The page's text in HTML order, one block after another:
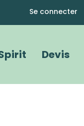
Menu
Se connecter
Devis